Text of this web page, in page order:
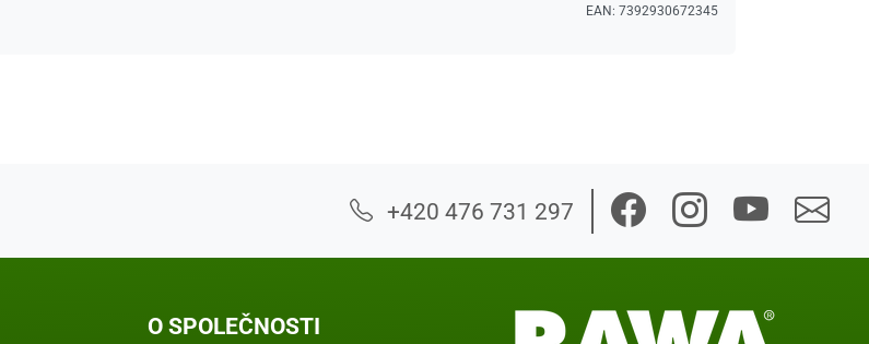
EAN: 7392930672345
+420 476 731 297
O SPOLEČNOSTI